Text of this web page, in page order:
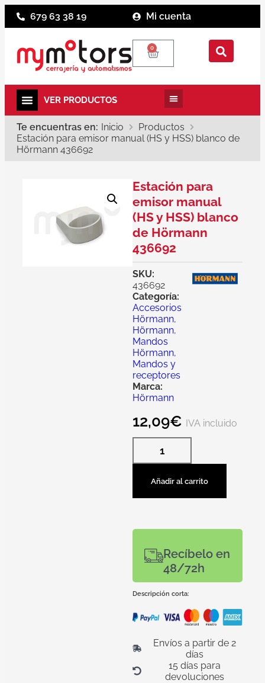
679 63 38 19 Mi cuenta
0
Te encuentras en: Inicio
Productos
Estación para emisor manual (HS y HSS) blanco de
Hörmann 436692
Estación para
emisor manual
(HS y HSS) blanco
de Hörmann
436692
SKU:
436692
Categoría:
Accesorios
Hörmann,
Hörmann,
Mandos
Hörmann,
Mandos y
receptores
Marca:
Hörmann
12,09€ IVA incluido
Añadir al carrito
Recíbelo en
48/72h
Descripción corta:
Envíos a partir de 2
días
15 días para
devoluciones